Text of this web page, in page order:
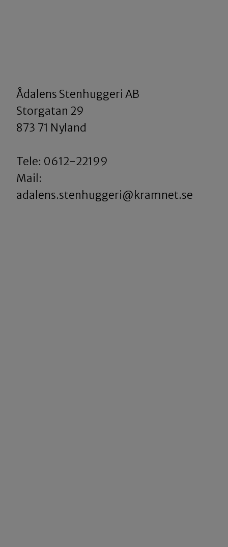
Ådalens Stenhuggeri AB
​​​​​​​Storgatan 29
873 71 Nyland
Tele: 0612-22199
​​​​​​​Mail:
adalens.stenhuggeri@kramnet.se